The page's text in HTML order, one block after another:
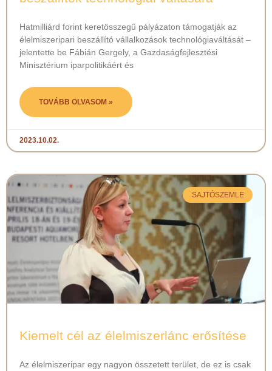
Hatmilliárd forint keretösszegű pályázaton támogatják az
élelmiszeripari beszállító vállalkozások technológiaváltását –
jelentette be Fábián Gergely, a Gazdaságfejlesztési
Minisztérium iparpolitikáért és
TOVÁBB OLVASOM »
2023.10.02.
SAJTÓSZEMLE
Kiemelt cél az élelmiszerlánc erősítése
Az élelmiszeripar egy nagyon összetett terület, de ez is csak